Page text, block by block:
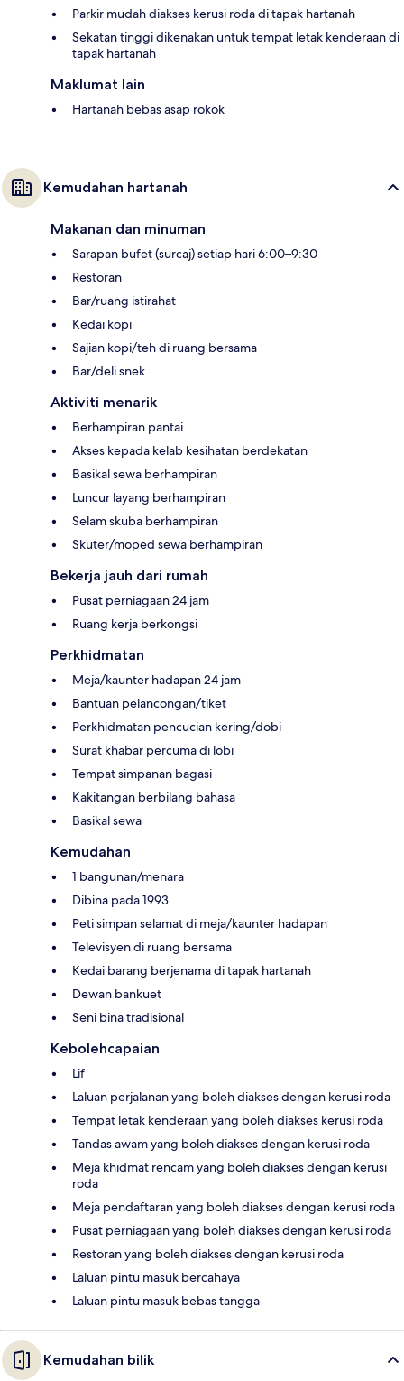
Parkir mudah diakses kerusi roda di tapak hartanah
Sekatan tinggi dikenakan untuk tempat letak kenderaan di
tapak hartanah
Maklumat lain
Hartanah bebas asap rokok
Kemudahan hartanah
Makanan dan minuman
Sarapan bufet (surcaj) setiap hari 6:00–9:30
Restoran
Bar/ruang istirahat
Kedai kopi
Sajian kopi/teh di ruang bersama
Bar/deli snek
Aktiviti menarik
Berhampiran pantai
Akses kepada kelab kesihatan berdekatan
Basikal sewa berhampiran
Luncur layang berhampiran
Selam skuba berhampiran
Skuter/moped sewa berhampiran
Bekerja jauh dari rumah
Pusat perniagaan 24 jam
Ruang kerja berkongsi
Perkhidmatan
Meja/kaunter hadapan 24 jam
Bantuan pelancongan/tiket
Perkhidmatan pencucian kering/dobi
Surat khabar percuma di lobi
Tempat simpanan bagasi
Kakitangan berbilang bahasa
Basikal sewa
Kemudahan
1 bangunan/menara
Dibina pada 1993
Peti simpan selamat di meja/kaunter hadapan
Televisyen di ruang bersama
Kedai barang berjenama di tapak hartanah
Dewan bankuet
Seni bina tradisional
Kebolehcapaian
Lif
Laluan perjalanan yang boleh diakses dengan kerusi roda
Tempat letak kenderaan yang boleh diakses kerusi roda
Tandas awam yang boleh diakses dengan kerusi roda
Meja khidmat rencam yang boleh diakses dengan kerusi
roda
Meja pendaftaran yang boleh diakses dengan kerusi roda
Pusat perniagaan yang boleh diakses dengan kerusi roda
Restoran yang boleh diakses dengan kerusi roda
Laluan pintu masuk bercahaya
Laluan pintu masuk bebas tangga
Kemudahan bilik